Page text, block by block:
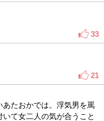
33
21
たおかでは。浮気男を罵
て女二人の気が合うこと